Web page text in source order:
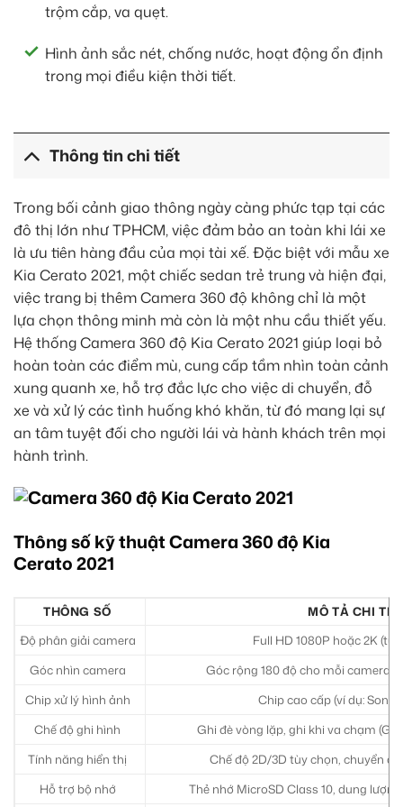
trộm cắp, va quẹt.
Hình ảnh sắc nét, chống nước, hoạt động ổn định
trong mọi điều kiện thời tiết.
Thông tin chi tiết
Trong bối cảnh giao thông ngày càng phức tạp tại các
đô thị lớn như TPHCM, việc đảm bảo an toàn khi lái xe
là ưu tiên hàng đầu của mọi tài xế. Đặc biệt với mẫu xe
Kia Cerato 2021, một chiếc sedan trẻ trung và hiện đại,
việc trang bị thêm Camera 360 độ không chỉ là một
lựa chọn thông minh mà còn là một nhu cầu thiết yếu.
Hệ thống Camera 360 độ Kia Cerato 2021 giúp loại bỏ
hoàn toàn các điểm mù, cung cấp tầm nhìn toàn cảnh
xung quanh xe, hỗ trợ đắc lực cho việc di chuyển, đỗ
xe và xử lý các tình huống khó khăn, từ đó mang lại sự
an tâm tuyệt đối cho người lái và hành khách trên mọi
hành trình.
Thông số kỹ thuật Camera 360 độ Kia
Cerato 2021
THÔNG SỐ
MÔ TẢ CHI
Độ phân giải camera
Full HD 1080P hoặc 2K
Góc nhìn camera
Góc rộng 180 độ cho mỗi camera
Chip xử lý hình ảnh
Chip cao cấp (ví dụ: Sony
Chế độ ghi hình
Ghi đè vòng lặp, ghi khi va chạm (G-
Tính năng hiển thị
Chế độ 2D/3D tùy chọn, chuyển
Hỗ trợ bộ nhớ
Thẻ nhớ MicroSD Class 10, dung